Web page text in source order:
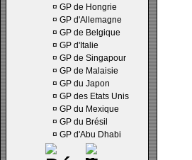
¤ GP de Hongrie
¤ GP d'Allemagne
¤ GP de Belgique
¤ GP d'Italie
¤ GP de Singapour
¤ GP de Malaisie
¤ GP du Japon
¤ GP des Etats Unis
¤ GP du Mexique
¤ GP du Brésil
¤ GP d'Abu Dhabi